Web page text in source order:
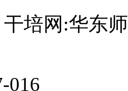
培网:华东
016